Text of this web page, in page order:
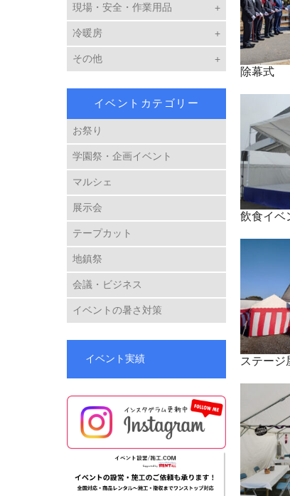
現場・安全・作業用品
冷暖房
その他
イベントカテゴリー
お祭り
学園祭・企画イベント
マルシェ
展示会
テープカット
地鎮祭
会議・ビジネス
イベントの暑さ対策
イベント実績
除幕式
飲食イベ
ステージ